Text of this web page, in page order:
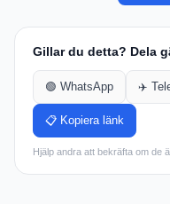
Gillar du detta? Dela
🟢 WhatsApp ✈️
📋 Kopiera länk
Hjälp andra att bekräfta om de